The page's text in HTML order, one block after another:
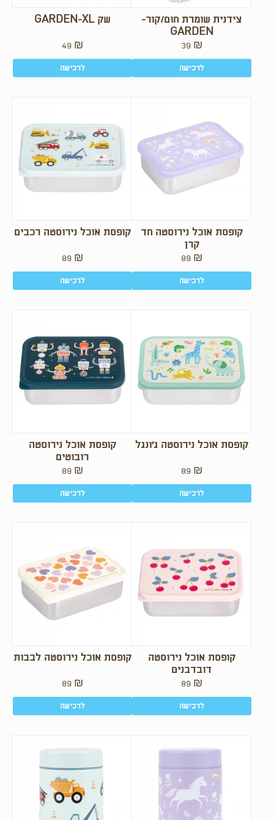
שק GARDEN-XL
49 ₪
לרכישה
צידנית שומרת חום/קור-
GARDEN
39 ₪
לרכישה
קופסת אוכל נירוסטה רכבים
89 ₪
לרכישה
קופסת אוכל נירוסטה חד
קרן
89 ₪
לרכישה
קופסת אוכל נירוסטה
רובוטים
89 ₪
לרכישה
קופסת אוכל נירוסטה ג’ונגל
89 ₪
לרכישה
קופסת אוכל נירוסטה לבבות
89 ₪
לרכישה
קופסת אוכל נירוסטה
דובדבנים
89 ₪
לרכישה